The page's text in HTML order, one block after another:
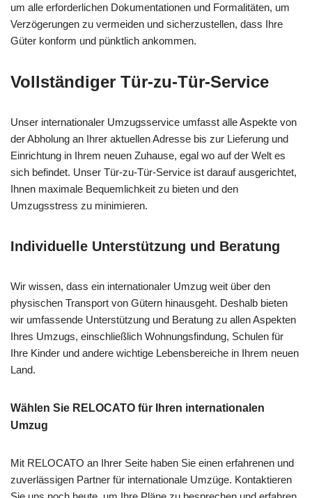
um alle erforderlichen Dokumentationen und Formalitäten, um
Verzögerungen zu vermeiden und sicherzustellen, dass Ihre
Güter konform und pünktlich ankommen.
Vollständiger Tür-zu-Tür-Service
Unser internationaler Umzugsservice umfasst alle Aspekte von
der Abholung an Ihrer aktuellen Adresse bis zur Lieferung und
Einrichtung in Ihrem neuen Zuhause, egal wo auf der Welt es
sich befindet. Unser Tür-zu-Tür-Service ist darauf ausgerichtet,
Ihnen maximale Bequemlichkeit zu bieten und den
Umzugsstress zu minimieren.
Individuelle Unterstützung und Beratung
Wir wissen, dass ein internationaler Umzug weit über den
physischen Transport von Gütern hinausgeht. Deshalb bieten
wir umfassende Unterstützung und Beratung zu allen Aspekten
Ihres Umzugs, einschließlich Wohnungsfindung, Schulen für
Ihre Kinder und andere wichtige Lebensbereiche in Ihrem neuen
Land.
Wählen Sie RELOCATO für Ihren internationalen
Umzug
Mit RELOCATO an Ihrer Seite haben Sie einen erfahrenen und
zuverlässigen Partner für internationale Umzüge. Kontaktieren